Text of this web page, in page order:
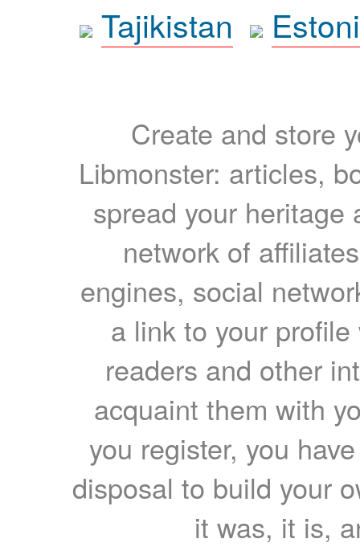
Tajikistan
Create and store
Libmonster: articles,
spread your heritage
network of
engines, social
a link to your
readers and other
acquaint them with
you register, you
disposal to build your
it was, it is,